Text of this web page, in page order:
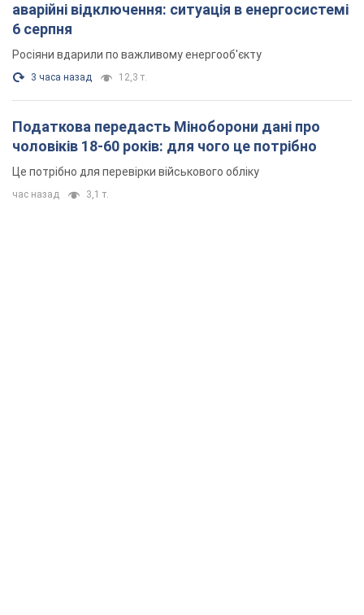
аварійні відключення: ситуація в енергосистемі
6 серпня
Росіяни вдарили по важливому енергооб'єкту
3 часа назад 12,3 т.
Податкова передасть Міноборони дані про
чоловіків 18-60 років: для чого це потрібно
Це потрібно для перевірки військового обліку
час назад 3,1 т.